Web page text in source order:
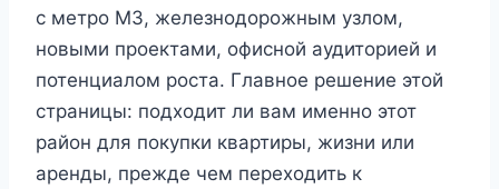
с метро M3, железнодорожным узлом,
новыми проектами, офисной аудиторией и
потенциалом роста. Главное решение этой
страницы: подходит ли вам именно этот
район для покупки квартиры, жизни или
аренды, прежде чем переходить к